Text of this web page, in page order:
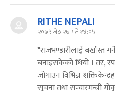
RITHE NEPALI
२०७५ जेठ २७ गते १४:०५
"राजभण्डारीलाई बर्खास्त
बनाइसकेको थियो । तर,
जोगाउन विभिन्न
सूचना तथा सन्चारमन्त्री